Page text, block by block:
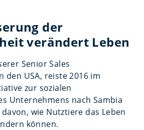
der
verändert Leben
Senior Sales
den USA, reiste 2016 im
zur sozialen
Unternehmens nach Sambia
wie Nutztiere das Leben
können.